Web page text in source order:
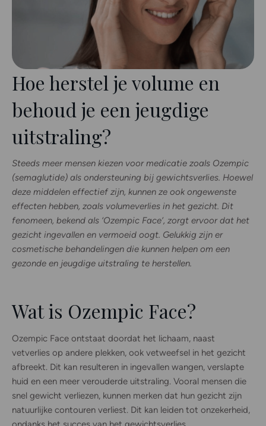
Hoe herstel je volume en
behoud je een jeugdige
uitstraling?
Steeds meer mensen kiezen voor medicatie zoals Ozempic
(semaglutide) als ondersteuning bij gewichtsverlies. Hoewel
deze middelen effectief zijn, kunnen ze ook ongewenste
effecten hebben, zoals volumeverlies in het gezicht. Dit
fenomeen, bekend als ‘Ozempic Face’, zorgt ervoor dat het
gezicht ingevallen en vermoeid oogt. Gelukkig zijn er
cosmetische behandelingen die kunnen helpen om een
gezonde en jeugdige uitstraling te herstellen.
Wat is Ozempic Face?
Ozempic Face ontstaat doordat het lichaam, naast
vetverlies op andere plekken, ook vetweefsel in het gezicht
afbreekt. Dit kan resulteren in ingevallen wangen, verslapte
huid en een meer verouderde uitstraling. Vooral mensen die
snel gewicht verliezen, kunnen merken dat hun gezicht zijn
natuurlijke contouren verliest. Dit kan leiden tot onzekerheid,